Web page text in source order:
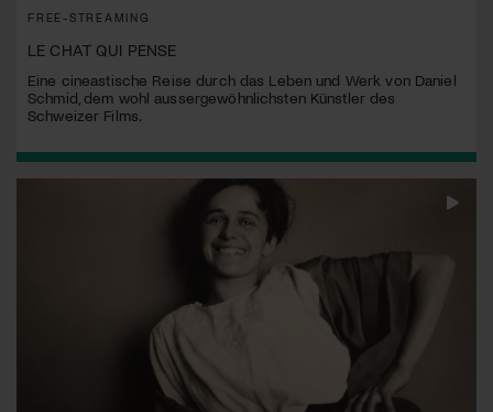
FREE-STREAMING
LE CHAT QUI PENSE
Eine cineastische Reise durch das Leben und Werk von Daniel
Schmid, dem wohl aussergewöhnlichsten Künstler des
Schweizer Films.